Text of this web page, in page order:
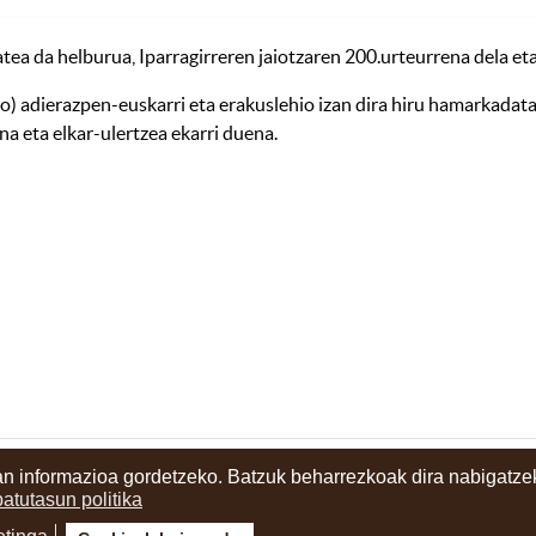
informazioa gordetzeko. Batzuk beharrezkoak dira
politika
da helburua, Iparragirreren jaiotzaren 200.urteurrena dela
adierazpen-euskarri eta erakuslehio izan dira hiru
eta elkar-ulertzea ekarri duena.